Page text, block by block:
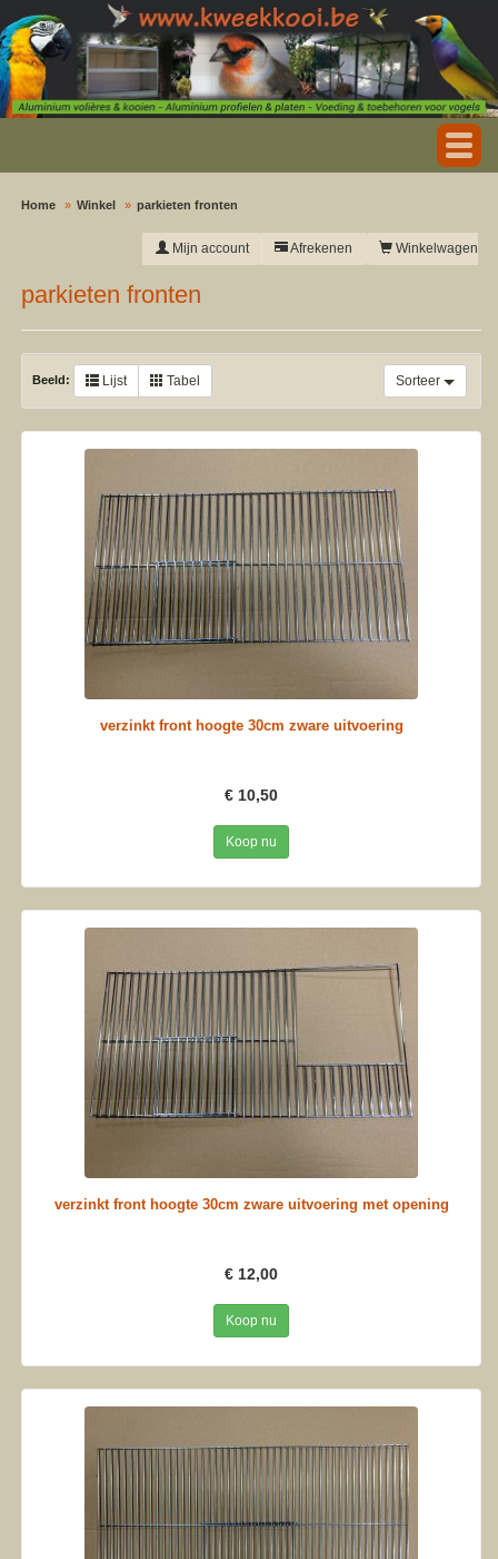
Home Winkel parkieten fronten
Winkelwagen
Afrekenen
Mijn account
parkieten fronten
Sorteer
Beeld: Lijst Tabel
verzinkt front hoogte 30cm zware uitvoering
€ 10,50
Koop nu
verzinkt front hoogte 30cm zware uitvoering met opening
€ 12,00
Koop nu